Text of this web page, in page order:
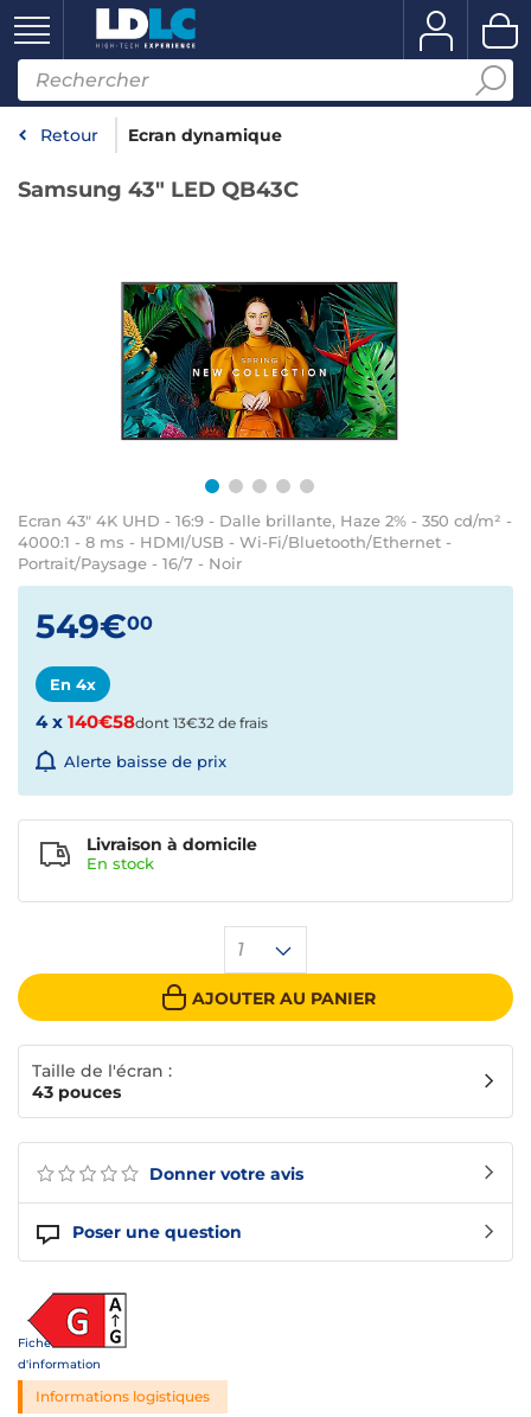
Retour Ecran dynamique
Samsung 43" LED QB43C
Ecran 43" 4K UHD - 16:9 - Dalle brillante, Haze 2% - 350 cd/m² -
4000:1 - 8 ms - HDMI/USB - Wi-Fi/Bluetooth/Ethernet -
Portrait/Paysage - 16/7 - Noir
Donner votre avis
Poser une question
549€00
En 4x
4 x 140€58dont 13€32 de frais
Alerte baisse de prix
1
AJOUTER AU PANIER
Livraison à domicile
En stock
Taille de l'écran :
43 pouces
Fiche
d'information
Informations logistiques